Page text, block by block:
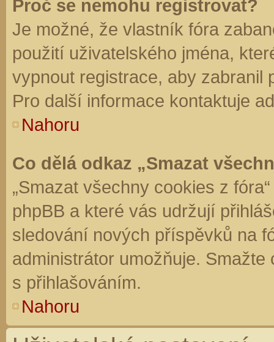
Proč se nemohu registrovat?
Je možné, že vlastník fóra
použití uživatelského jména,
vypnout registrace, aby zabranil
Pro další informace kontaktuje
Nahoru
Co dělá odkaz „Smazat
„Smazat všechny cookies z
phpBB a které vás udržují
sledování nových příspěvků na
administrátor umožňuje.
s přihlašováním.
Nahoru